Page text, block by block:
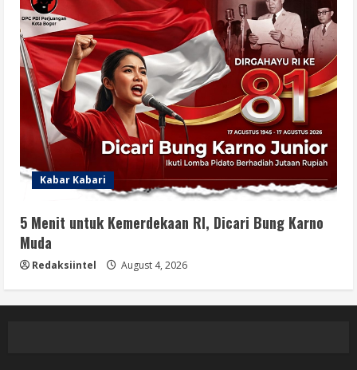
Kabar Kabari
5 Menit untuk Kemerdekaan RI, Dicari Bung Karno
Muda
Redaksiintel August 4, 2026